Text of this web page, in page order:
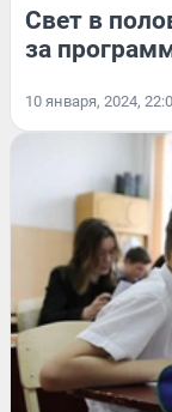
Свет в
за
10 января, 2024,